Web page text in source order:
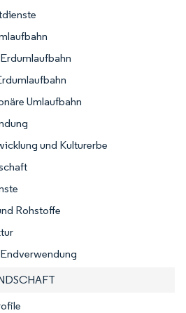
Umlaufbahn
und Kulturerbe
Rohstoffe